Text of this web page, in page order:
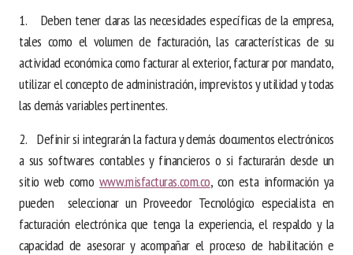
1. Deben tener claras las necesidades específicas de la empresa,
tales como el volumen de facturación, las características de su
actividad económica como facturar al exterior, facturar por mandato,
utilizar el concepto de administración, imprevistos y utilidad y todas
las demás variables pertinentes.
2. Definir si integrarán la factura y demás documentos electrónicos
a sus softwares contables y financieros o si facturarán desde un
sitio web como www.misfacturas.com.co, con esta información ya
pueden seleccionar un Proveedor Tecnológico especialista en
facturación electrónica que tenga la experiencia, el respaldo y la
capacidad de asesorar y acompañar el proceso de habilitación e